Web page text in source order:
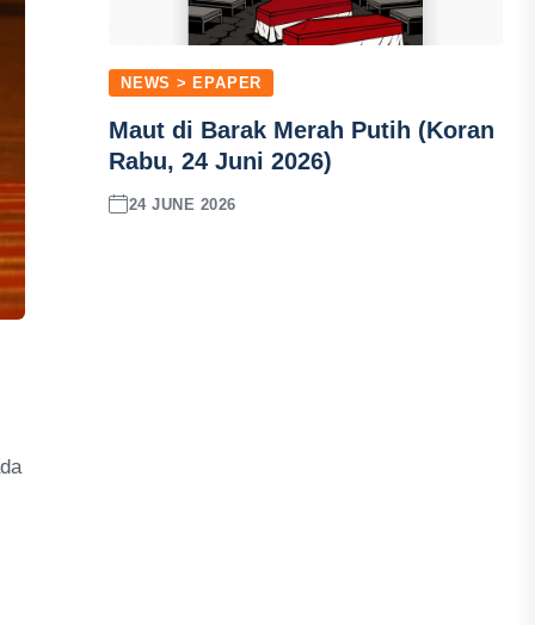
NEWS > EPAPER
Maut di Barak Merah Putih (Koran
Rabu, 24 Juni 2026)
24 JUNE 2026